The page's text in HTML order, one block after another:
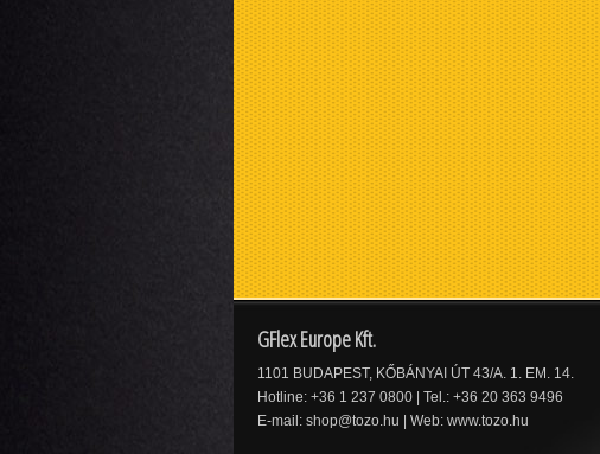
GFlex Europe Kft.
1101 BUDAPEST, KŐBÁNYAI ÚT 43/A. 1. EM. 14.
Hotline: +36 1 237 0800 | Tel.: +36 20 363 9496
E-mail: shop@tozo.hu | Web: www.tozo.hu